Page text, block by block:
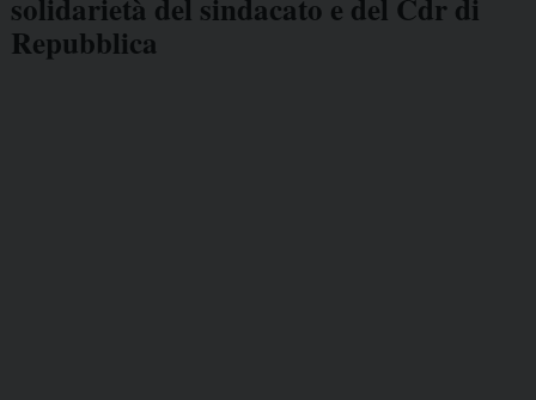
solidarietà del sindacato e del Cdr di
Repubblica